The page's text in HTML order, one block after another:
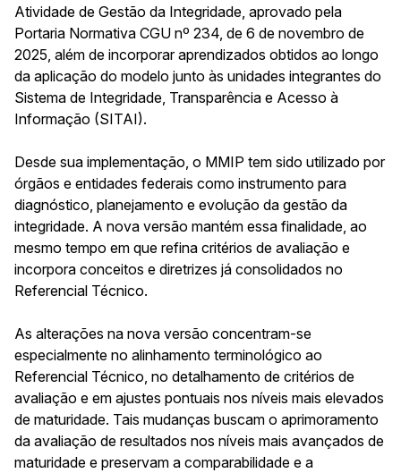
Atividade de Gestão da Integridade, aprovado pela
Portaria Normativa CGU nº 234, de 6 de novembro de
2025, além de incorporar aprendizados obtidos ao longo
da aplicação do modelo junto às unidades integrantes do
Sistema de Integridade, Transparência e Acesso à
Informação (SITAI).
Desde sua implementação, o MMIP tem sido utilizado por
órgãos e entidades federais como instrumento para
diagnóstico, planejamento e evolução da gestão da
integridade. A nova versão mantém essa finalidade, ao
mesmo tempo em que refina critérios de avaliação e
incorpora conceitos e diretrizes já consolidados no
Referencial Técnico.
As alterações na nova versão concentram-se
especialmente no alinhamento terminológico ao
Referencial Técnico, no detalhamento de critérios de
avaliação e em ajustes pontuais nos níveis mais elevados
de maturidade. Tais mudanças buscam o aprimoramento
da avaliação de resultados nos níveis mais avançados de
maturidade e preservam a comparabilidade e a